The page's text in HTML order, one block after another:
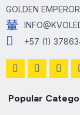
GOLDEN
+57 (1)
Popular